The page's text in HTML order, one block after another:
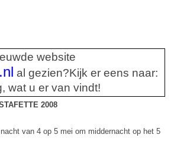
website
al gezien?Kijk er eens naar:
wat u er van vindt!
2008
van 4 op 5 mei om middernacht op het 5